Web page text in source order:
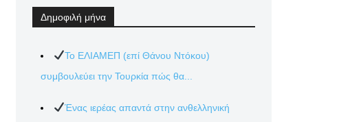
Δημοφιλή μήνα
Το ΕΛΙΑΜΕΠ (επί Θάνου Ντόκου)
συμβουλεύει την Τουρκία πώς θα...
Ένας ιερέας απαντά στην ανθελληνική